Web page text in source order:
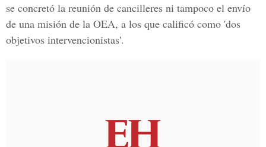
se concretó la reunión de cancilleres ni tampoco el envío
de una misión de la OEA, a los que calificó como 'dos
objetivos intervencionistas'.